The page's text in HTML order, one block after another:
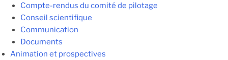
Compte-rendus du comité de pilotage
Conseil scientifique
Communication
Documents
Animation et prospectives